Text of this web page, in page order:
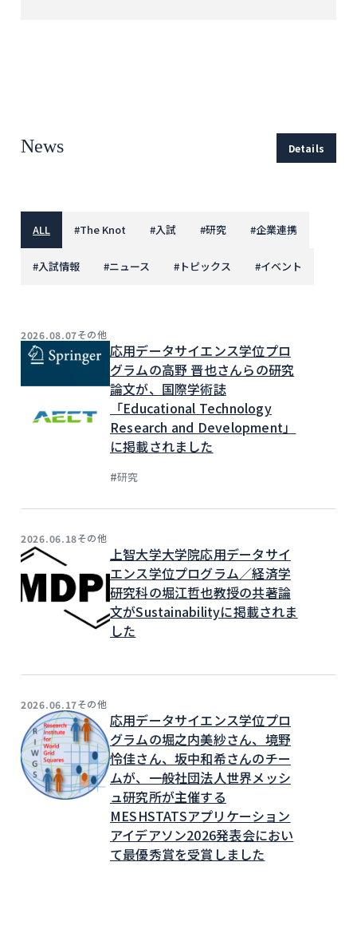
News Details
ALL #The Knot #入試 #研究 #企業連携
#入試情報 #ニュース # トピックス #イベント
2026.08.07その他
応用データサイエンス学位プロ
グラムの高野 晋也さんらの研究
論文が、国際学術誌
「Educational Technology
Research and Development」
に掲載されました
#研究
2026.06.18その他
上智大学大学院応用データサイ
エンス学位プログラム／経済学
研究科の堀江哲也教授の共著論
文がSustainabilityに掲載されま
した
2026.06.17その他
応用データサイエンス学位プロ
グラムの堀之内美紗さん、境野
怜佳さん、坂中和希さんのチー
ムが、一般社団法人世界メッシ
ュ研究所が主催する
MESHSTATSアプリケーション
アイデアソン2026発表会におい
て最優秀賞を受賞しました